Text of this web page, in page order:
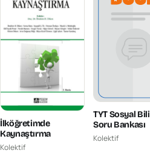
İlköğretimde
Kaynaştırma
Kolektif
TYT Sosyal
Soru Bankası
Kolektif